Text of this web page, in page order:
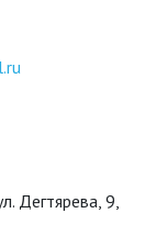
Дегтярева, 9,